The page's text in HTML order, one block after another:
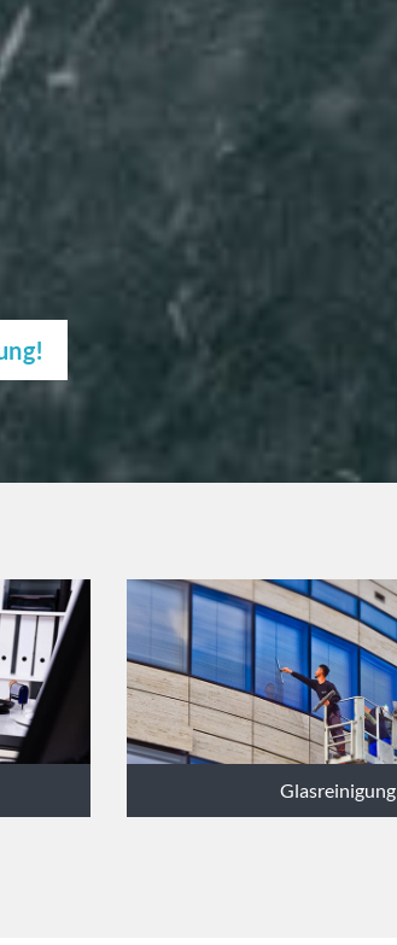
Glasreinigung